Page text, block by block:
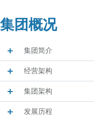
集团概况
集团简介
经营架构
集团架构
发展历程